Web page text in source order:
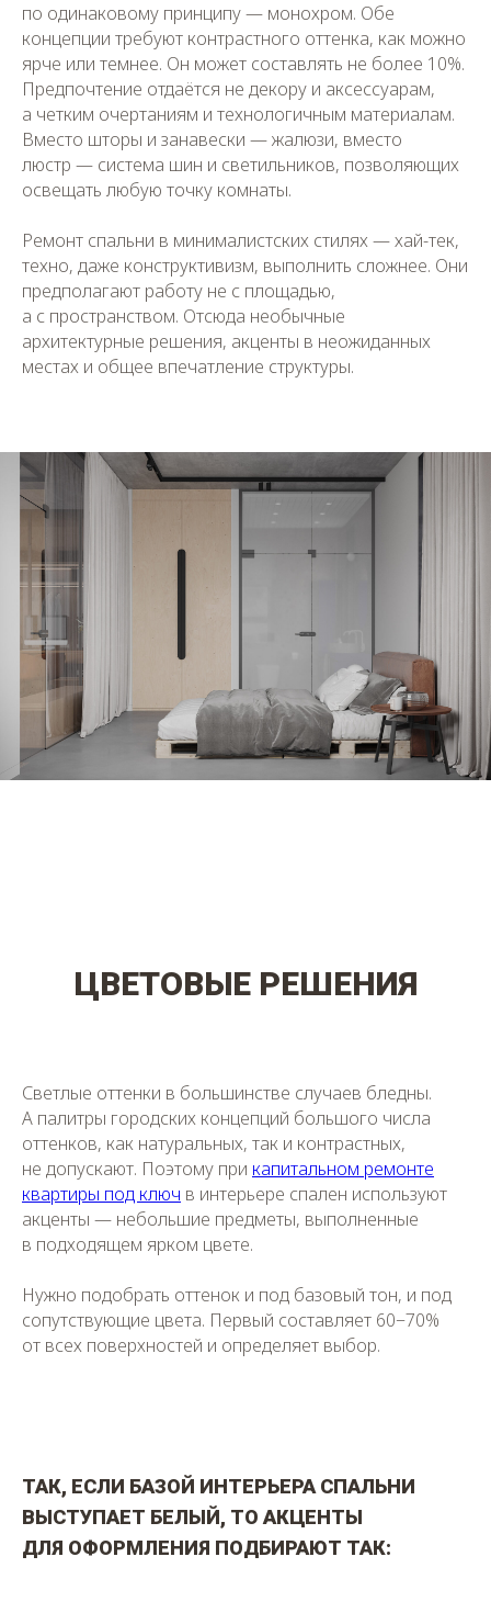
по одинаковому принципу — монохром. Обе
концепции требуют контрастного оттенка, как можно
ярче или темнее. Он может составлять не более 10%.
Предпочтение отдаётся не декору и аксессуарам,
а четким очертаниям и технологичным материалам.
Вместо шторы и занавески — жалюзи, вместо
люстр — система шин и светильников, позволяющих
освещать любую точку комнаты.
Ремонт спальни в минималистских стилях — хай-тек,
техно, даже конструктивизм, выполнить сложнее. Они
предполагают работу не с площадью,
а с пространством. Отсюда необычные
архитектурные решения, акценты в неожиданных
местах и общее впечатление структуры.
ЦВЕТОВЫЕ РЕШЕНИЯ
Светлые оттенки в большинстве случаев бледны.
А палитры городских концепций большого числа
оттенков, как натуральных, так и контрастных,
не допускают. Поэтому при капитальном ремонте
квартиры под ключ в интерьере спален используют
акценты — небольшие предметы, выполненные
в подходящем ярком цвете.
Нужно подобрать оттенок и под базовый тон, и под
сопутствующие цвета. Первый составляет 60−70%
от всех поверхностей и определяет выбор.
ТАК, ЕСЛИ БАЗОЙ ИНТЕРЬЕРА СПАЛЬНИ
ВЫСТУПАЕТ БЕЛЫЙ, ТО АКЦЕНТЫ
ДЛЯ ОФОРМЛЕНИЯ ПОДБИРАЮТ ТАК: